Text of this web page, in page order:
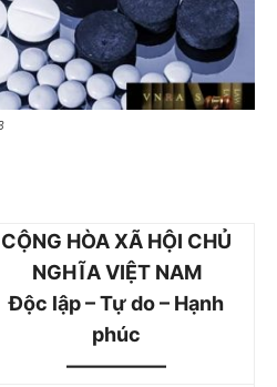
CỘNG HÒA XÃ HỘI CHỦ
NGHĨA VIỆT NAM
Độc lập – Tự do – Hạnh
phúc
—————